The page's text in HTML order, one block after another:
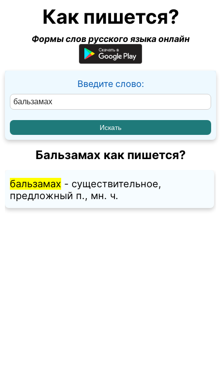
Как пишется?
Формы слов русского языка онлайн
Введите слово:
Бальзамах как пишется?
бальзамах - существительное,
предложный п., мн. ч.